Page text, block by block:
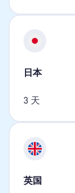
日本
3 天
英国